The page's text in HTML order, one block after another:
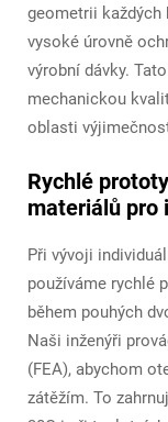
geometrii každých
vysoké úrovně
výrobní dávky.
mechanickou
oblasti
Rychlé
materiálů pro
Při vývoji
používáme rychlé
během pouhých
Naši inženýři
(FEA), abychom
zátěžím. To